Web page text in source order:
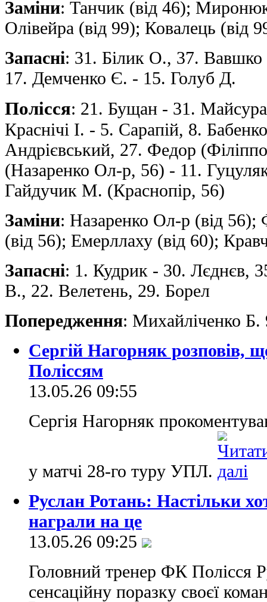
Заміни: Танчик (від 46);
Олівейра (від 99); Ковалець (від
Запасні: 31. Білик О., 37.
17. Демченко Є. - 15. Голуб Д.
Полісся: 21. Бущан - 31.
Краснічі І. - 5. Сарапій, 8.
Андрієвський, 27. Федор
(Назаренко Ол-р, 56) - 11.
Гайдучик М. (Краснопір, 56)
Заміни: Назаренко Ол-р (від 56);
(від 56); Емерллаху (від 60);
Запасні: 1. Кудрик - 30. Лєднєв,
В., 22. Велетень, 29. Борел
Попередження: Михайліченко Б.
Сергій Нагорняк розповів,
Поліссям
13.05.26 09:55
Сергія Нагорняк
у матчі 28-го туру УПЛ.
Руслан Ротань: Настільки
награли на це
13.05.26 09:25
Головний тренер ФК Полісся
сенсаційну поразку своєї